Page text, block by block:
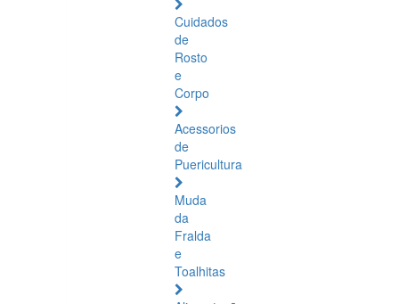
Cuidados
de
Rosto
e
Corpo
Acessorios
de
Puericultura
Muda
da
Fralda
e
Toalhitas